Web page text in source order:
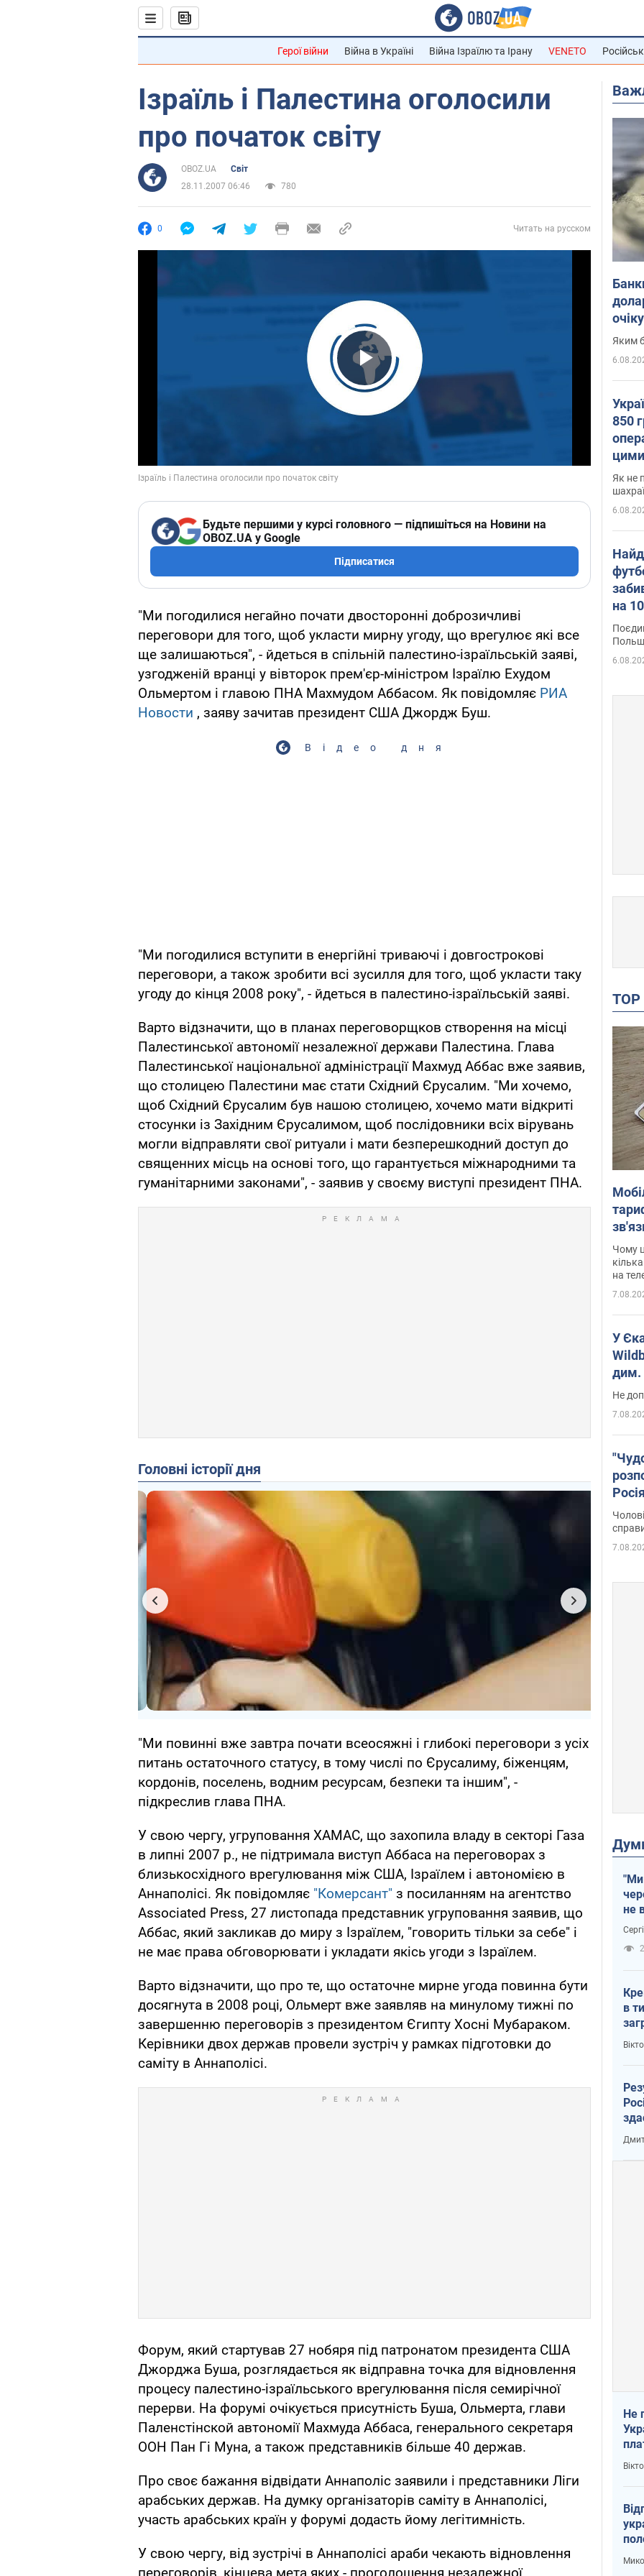
Герої війни Війна в Україні Війна Ізраїлю та Ірану VENETO
Ізраїль і Палестина оголосили
про початок світу
OBOZ.UA
Світ
28.11.2007 06:46
780
0 Читать на русском
Play Video
Будьте першими у курсі головного — підпишіться на Новини на
OBOZ.UA у Google
Підписатися
"Ми погодилися негайно почати двосторонні доброзичливі
переговори для того, щоб укласти мирну угоду, що врегулює які все
ще залишаються", - йдеться в спільній палестино-ізраїльській заяві,
узгодженій вранці у вівторок прем'єр-міністром Ізраїлю Ехудом
Ольмертом і главою ПНА Махмудом Аббасом. Як повідомляє РИА
Новости , заяву зачитав президент США Джордж Буш.
Відео дня
"Ми погодилися вступити в енергійні триваючі і довгострокові
переговори, а також зробити всі зусилля для того, щоб укласти таку
угоду до кінця 2008 року", - йдеться в палестино-ізраїльській заяві.
Варто відзначити, що в планах переговорщков створення на місці
Палестинської автономії незалежної держави Палестина. Глава
Палестинської національної адміністрації Махмуд Аббас вже заявив,
що столицею Палестини має стати Східний Єрусалим. "Ми хочемо,
щоб Східний Єрусалим був нашою столицею, хочемо мати відкриті
стосунки із Західним Єрусалимом, щоб послідовники всіх вірувань
могли відправляти свої ритуали і мати безперешкодний доступ до
священних місць на основі того, що гарантується міжнародними та
гуманітарними законами", - заявив у своєму виступі президент ПНА.
Головні історії дня
"Ми повинні вже завтра почати всеосяжні і глибокі переговори з усіх
питань остаточного статусу, в тому числі по Єрусалиму, біженцям,
кордонів, поселень, водним ресурсам, безпеки та іншим", -
підкреслив глава ПНА.
У свою чергу, угруповання ХАМАС, що захопила владу в секторі Газа
в липні 2007 р., не підтримала виступ Аббаса на переговорах з
близькосхідного врегулювання між США, Ізраїлем і автономією в
Аннаполісі. Як повідомляє "Комерсант" з посиланням на агентство
Associated Press, 27 листопада представник угруповання заявив, що
Аббас, який закликав до миру з Ізраїлем, "говорить тільки за себе" і
не має права обговорювати і укладати якісь угоди з Ізраїлем.
Варто відзначити, що про те, що остаточне мирне угода повинна бути
досягнута в 2008 році, Ольмерт вже заявляв на минулому тижні по
завершенню переговорів з президентом Єгипту Хосні Мубараком.
Керівники двох держав провели зустріч у рамках підготовки до
саміту в Аннаполісі.
Форум, який стартував 27 нобяря під патронатом президента США
Джорджа Буша, розглядається як відправна точка для відновлення
процесу палестино-ізраїльського врегулювання після семирічної
перерви. На форумі очікується присутність Буша, Ольмерта, глави
Паленстінской автономії Махмуда Аббаса, генерального секретаря
ООН Пан Гі Муна, а також представників більше 40 держав.
Про своє бажання відвідати Аннаполіс заявили і представники Ліги
арабських держав. На думку організаторів саміту в Аннаполісі,
участь арабських країн у форумі додасть йому легітимність.
У свою чергу, від зустрічі в Аннаполісі араби чекають відновлення
Яким
850
Як не
на
Відео
Чому
на
У
дим.
Не
Фото
"Ми
не
в
Не